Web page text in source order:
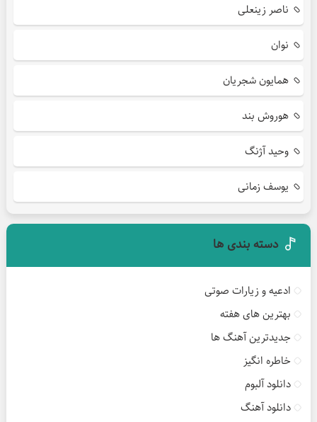
ناصر زینعلی
نوان
همایون شجریان
هوروش بند
وحید آژنگ
یوسف زمانی
دسته بندی ها
ادعیه و زیارات صوتی
بهترین های هفته
جدیدترین آهنگ ها
خاطره انگیز
دانلود آلبوم
دانلود آهنگ